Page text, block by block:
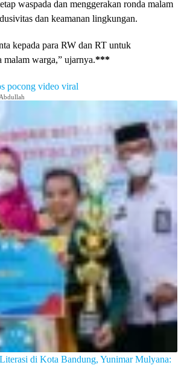
waspada dan menggerakan ronda malam
dan keamanan lingkungan.
kepada para RW dan RT untuk
malam warga,” ujarnya.***
pocong video viral
di Kota Bandung, Yunimar Mulyana: